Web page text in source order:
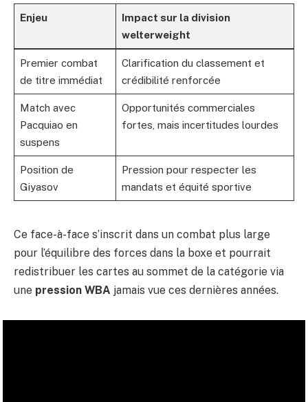
Enjeu
Impact sur la division
welterweight
Premier combat
de titre immédiat
Clarification du classement et
crédibilité renforcée
Match avec
Pacquiao en
suspens
Opportunités commerciales
fortes, mais incertitudes lourdes
Position de
Giyasov
Pression pour respecter les
mandats et équité sportive
Ce face-à-face s’inscrit dans un combat plus large
pour l’équilibre des forces dans la boxe et pourrait
redistribuer les cartes au sommet de la catégorie via
une pression WBA jamais vue ces dernières années.